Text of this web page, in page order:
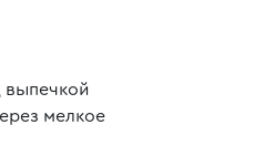
выпечкой
мелкое